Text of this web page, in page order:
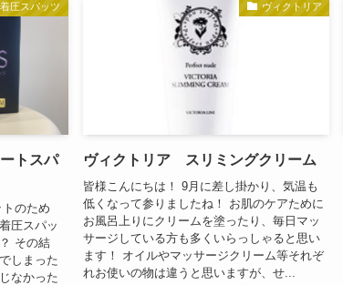
圧スパッツ
トスパ
のため
圧スパッ
その結
しまった
なかった
ヴィクトリア
ヴィクトリア スリミングクリーム
皆様こんにちは！ 9月に差し掛かり、気温も
低くなって参りましたね！ お肌のケアために
お風呂上りにクリームを塗ったり、毎日マッ
サージしている方も多くいらっしゃると思い
ます！ オイルやマッサージクリーム等それぞ
れお使いの物は違うと思いますが、せ...